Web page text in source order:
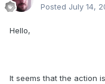
Posted July 14,
Hello,
It seems that the action